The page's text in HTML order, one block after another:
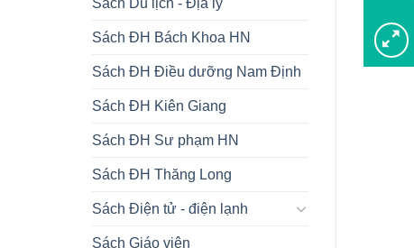
Sách ĐH Bách Khoa HN
Sách ĐH Điều dưỡng Nam Định
Sách ĐH Kiên Giang
Sách ĐH Sư phạm HN
Sách ĐH Thăng Long
Sách Điện tử - điện lạnh
Sách Giáo viên